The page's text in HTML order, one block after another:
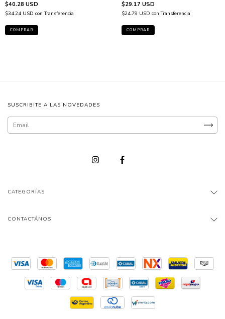
$40.28 USD
$34.24 USD con Transferencia
$29.17 USD
$24.79 USD con Transferencia
SUSCRIBITE A LAS NOVEDADES
CATEGORÍAS
CONTACTÁNOS